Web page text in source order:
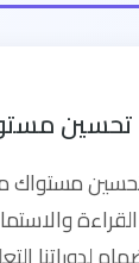
مستواك